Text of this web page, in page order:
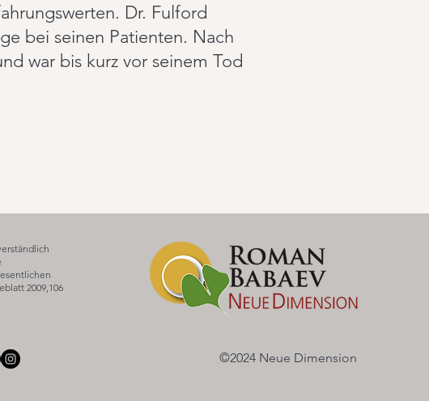
Dr. Fulford
bei seinen Patienten. Nach
war bis kurz vor seinem Tod
2009,106
©2024 Neue Dimension